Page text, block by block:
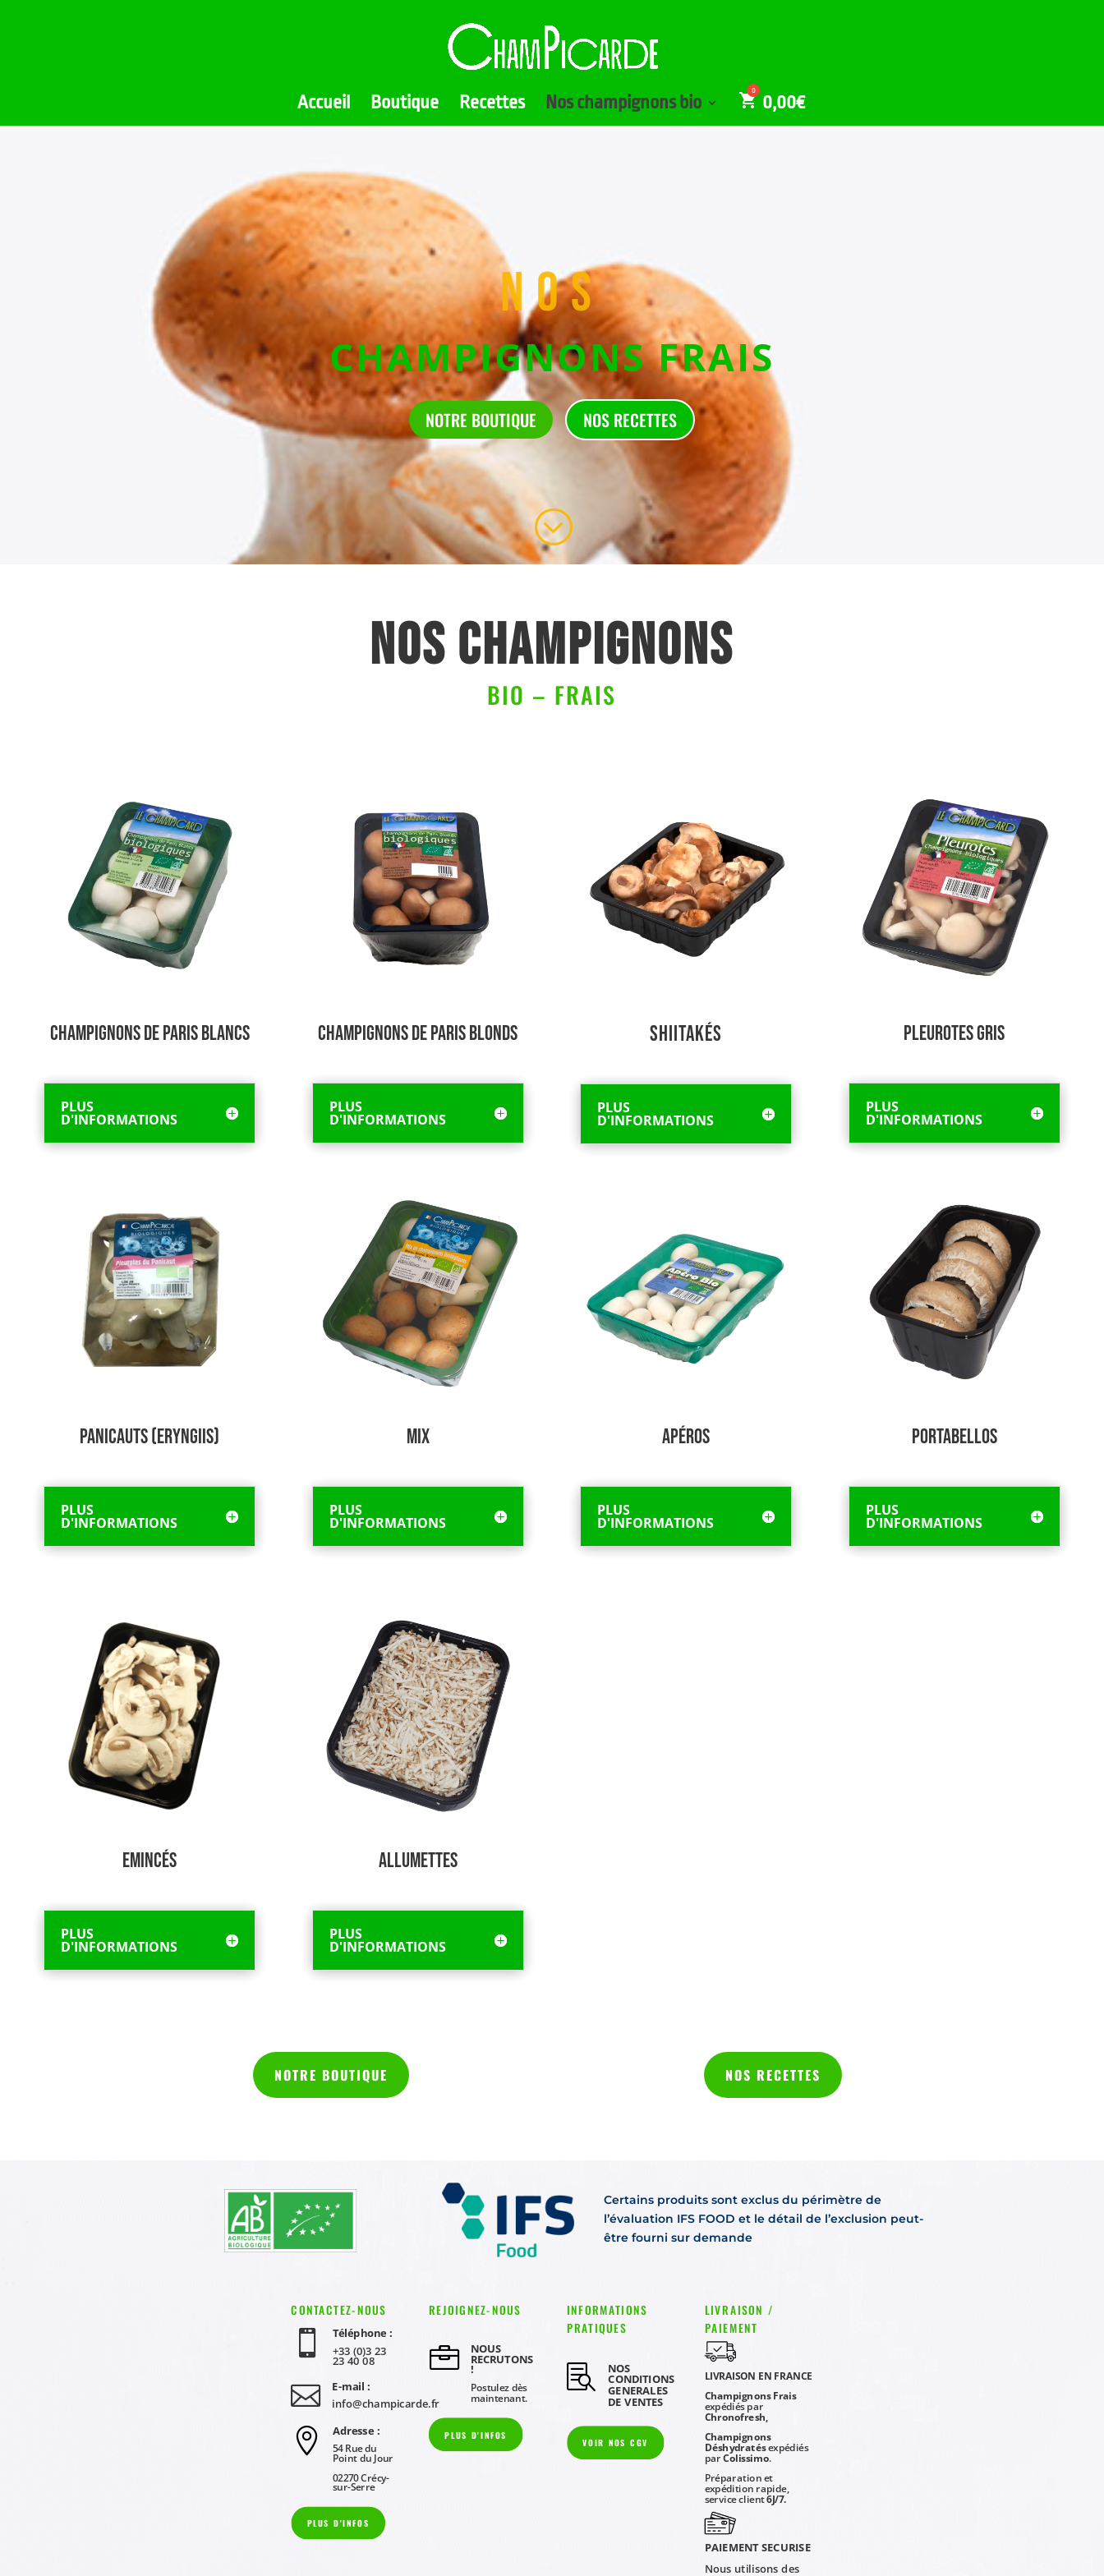
Accueil Boutique Recettes Nos champignons bio 0,00€
NOS
CHAMPIGNONS FRAIS
NOTRE BOUTIQUE NOS RECETTES
;
NOS CHAMPIGNONS
BIO – FRAIS
Champignons de Paris Blancs
PLUS
D'INFORMATIONS
Champignons de Paris Blonds
PLUS
D'INFORMATIONS
Shiitakés
PLUS
D'INFORMATIONS
PLEUROTES GRIS
PLUS
D'INFORMATIONS
Panicauts (Eryngiis)
PLUS
D'INFORMATIONS
MIX
PLUS
D'INFORMATIONS
Apéros
PLUS
D'INFORMATIONS
Portabellos
PLUS
D'INFORMATIONS
Emincés
PLUS
D'INFORMATIONS
ALLUMETTES
PLUS
D'INFORMATIONS
NOTRE BOUTIQUE NOS RECETTES
Certains produits sont exclus du périmètre de
l’évaluation IFS FOOD et le détail de l’exclusion peut-
être fourni sur demande
CONTACTEZ-NOUS
 Téléphone :
+33 (0)3 23
23 40 08

E-mail :
info@champicarde.fr
 Adresse :
54 Rue du
Point du Jour
02270 Crécy-
sur-Serre
PLUS D'INFOS
REJOIGNEZ-NOUS
 NOUS
RECRUTONS
!
Postulez dès
maintenant.
PLUS D'INFOS
INFORMATIONS
PRATIQUES
 NOS
CONDITIONS
GENERALES
DE VENTES
VOIR NOS CGV
LIVRAISON /
PAIEMENT
LIVRAISON EN FRANCE
Champignons Frais
expédiés par
Chronofresh,
Champignons
Déshydratésexpédiés
parColissimo.
Préparation et
expédition rapide,
service client6J/7.
PAIEMENT SECURISE
Nous utilisons des